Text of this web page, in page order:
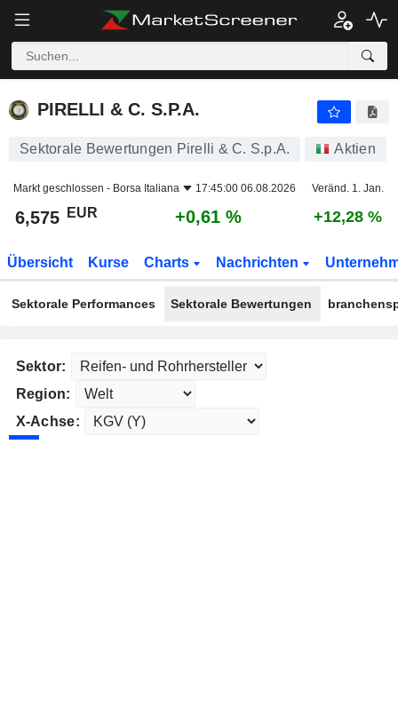
PIRELLI & C. S.P.A.
PIRELLI & C. S.P.A.
Sektorale Bewertungen Pirelli & C. S.p.A. Aktien
Markt geschlossen - Borsa Italiana 17:45:00 06.08.2026 Veränd. 1. Jan.
6,575 EUR +0,61 % +12,28 %
Übersicht Kurse Charts Nachrichten
Sektorale Performances Sektorale Bewertungen
Sektor:
Region:
X-Achse: